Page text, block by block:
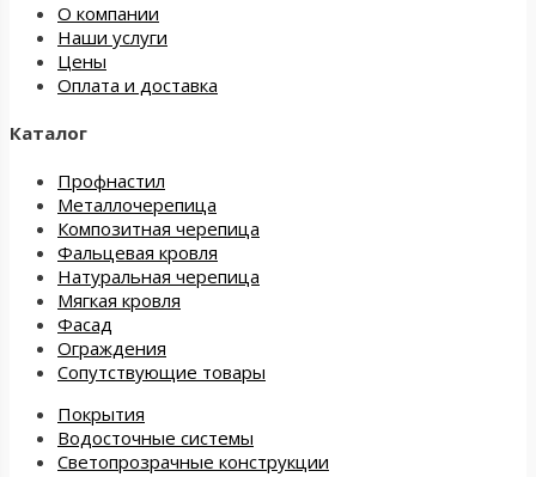
О компании
Наши услуги
Цены
Оплата и доставка
Каталог
Профнастил
Металлочерепица
Композитная черепица
Фальцевая кровля
Натуральная черепица
Мягкая кровля
Фасад
Ограждения
Сопутствующие товары
Покрытия
Водосточные системы
Светопрозрачные конструкции